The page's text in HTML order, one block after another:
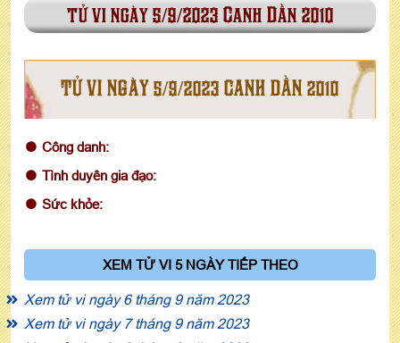
tử vi ngày 5/9/2023 Canh Dần 2010
TỬ VI NGÀY 5/9/2023 CANH DẦN 2010
Công danh:
Tình duyên gia đạo:
Sức khỏe:
XEM TỬ VI 5 NGÀY TIẾP THEO
Xem tử vi ngày 6 tháng 9 năm 2023
Xem tử vi ngày 7 tháng 9 năm 2023